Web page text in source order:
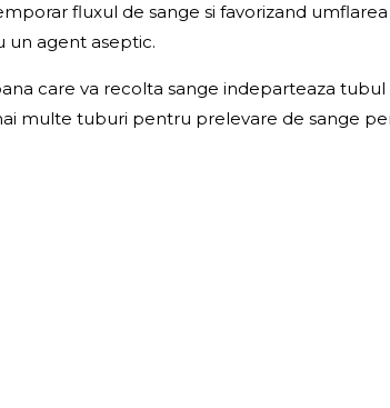
fluxul de sange si favorizand
un agent aseptic.
care va recolta sange indeparteaza
multe tuburi pentru prelevare de sange